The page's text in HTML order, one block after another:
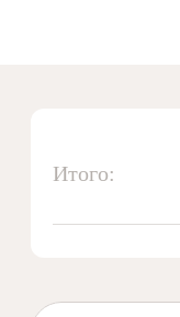
Итого: